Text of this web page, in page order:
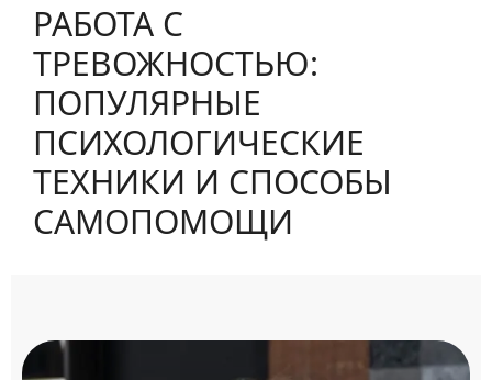
РАБОТА С
ТРЕВОЖНОСТЬЮ:
ПОПУЛЯРНЫЕ
ПСИХОЛОГИЧЕСКИЕ
ТЕХНИКИ И СПОСОБЫ
САМОПОМОЩИ